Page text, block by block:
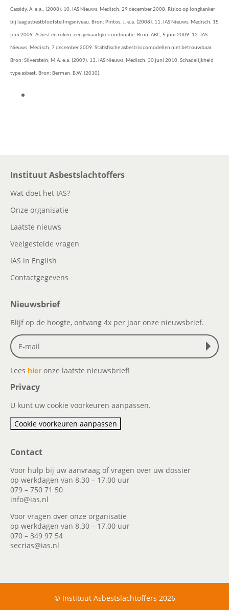
Cassidy, A. e.a., (2008). 10. IAS Nieuws, Medisch, 29 december 2008. Risico op longkanker
bij laag asbestblootstellingsniveau. Bron: Pintos, J. e.a. (2008). 11. IAS Nieuws, Medisch, 15
juni 2009. Asbest en roken: een gevaarlijke combinatie. Bron: ABC, 5 juni 2009. 12. IAS
Nieuws, Medisch, 7 december 2009. Statistische asbestrisicomodellen niet betrouwbaar.
Bron: Silverstein, M.A. e.a. (2009). 13. IAS Nieuws, Medisch, 30 juni 2010. Schadelijkheid
type asbest. Bron: Berman, B.W. (2010).
Instituut Asbestslachtoffers
Wat doet het IAS?
Onze organisatie
Laatste nieuws
Veelgestelde vragen
IAS in English
Contactgegevens
Nieuwsbrief
Blijf op de hoogte, ontvang 4x per jaar onze nieuwsbrief.
Lees hier onze laatste nieuwsbrief!
Privacy
U kunt uw cookie voorkeuren aanpassen.
Cookie voorkeuren aanpassen
Contact
Voor hulp bij uw aanvraag of vragen over uw dossier
op werkdagen van 8.30 – 17.00 uur
079 – 750 71 50
info@ias.nl
Voor vragen over onze organisatie
op werkdagen van 8.30 – 17.00 uur
070 – 349 97 54
secrias@ias.nl
© Instituut Asbestslachtoffers 2026